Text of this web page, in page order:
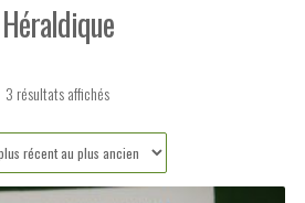
Héraldique
3 résultats affichésTrié
plus
récent